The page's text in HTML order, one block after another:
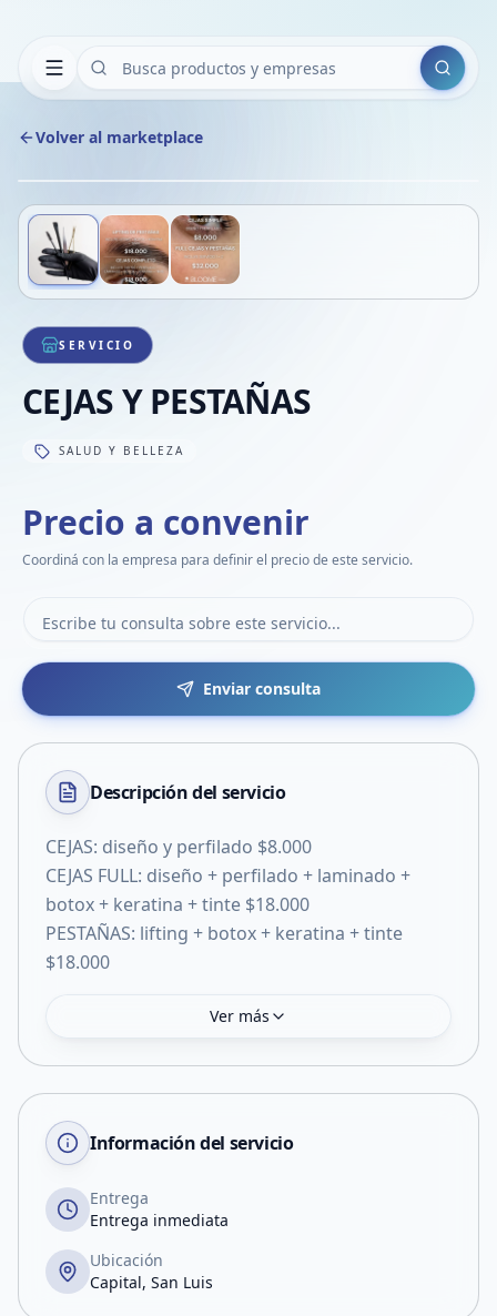
Buscar
Volver al marketplace
1/3
SERVICIO
CEJAS Y PESTAÑAS
SALUD Y BELLEZA
Precio a convenir
Coordiná con la empresa para definir el precio de este servicio.
Enviar consulta
Descripción del servicio
CEJAS: diseño y perfilado $8.000
CEJAS FULL: diseño + perfilado + laminado +
botox + keratina + tinte $18.000
PESTAÑAS: lifting + botox + keratina + tinte
$18.000
Ver más
Información del servicio
Entrega
Entrega inmediata
Ubicación
Capital, San Luis